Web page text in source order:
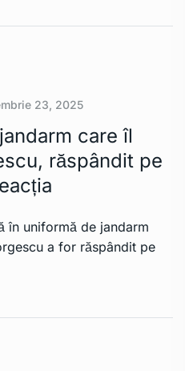
23, 2025
care îl
răspândit pe
în uniformă de jandarm
a for răspândit pe